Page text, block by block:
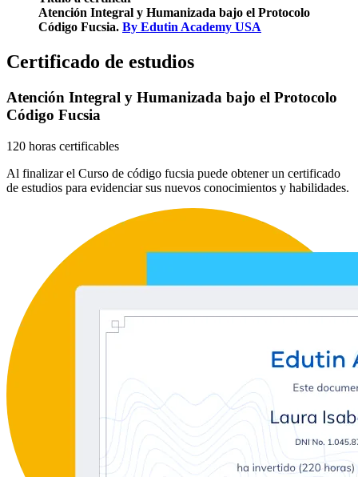
Atención Integral y Humanizada bajo el Protocolo
Código Fucsia. By Edutin Academy USA
Certificado de estudios
Atención Integral y Humanizada bajo el Protocolo
Código Fucsia
120 horas certificables
Al finalizar el Curso de código fucsia puede obtener un certificado
de estudios para evidenciar sus nuevos conocimientos y habilidades.